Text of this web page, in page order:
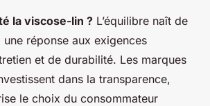
la viscose-lin ? L’équilibre naît de
réponse aux exigences
et de durabilité. Les marques
dans la transparence,
le choix du consommateur